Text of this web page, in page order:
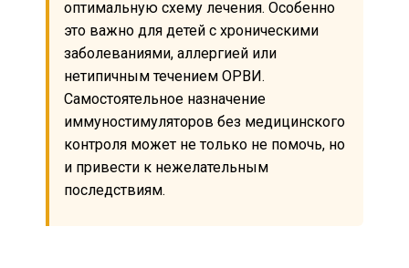
оптимальную схему лечения. Особенно
это важно для детей с хроническими
заболеваниями, аллергией или
нетипичным течением ОРВИ.
Самостоятельное назначение
иммуностимуляторов без медицинского
контроля может не только не помочь, но
и привести к нежелательным
последствиям.